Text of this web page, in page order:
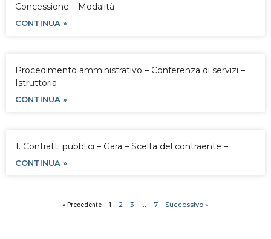
Concessione – Modalità
CONTINUA »
Procedimento amministrativo – Conferenza di servizi –
Istruttoria –
CONTINUA »
1. Contratti pubblici – Gara – Scelta del contraente –
CONTINUA »
« Precedente 1 2 3 7 Successivo »